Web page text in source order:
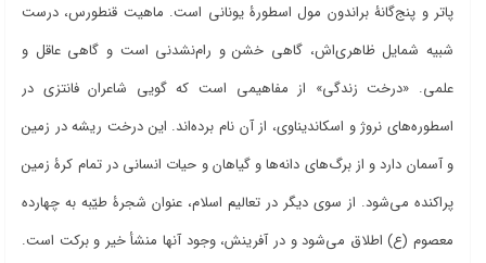
پاتر و پنجگانۀ براندون مول اسطورۀ یونانی است. ماهیت قنطورس، درست
شبیه شمایل ظاهریاش، گاهی خشن و رامنشدنی است و گاهی عاقل و
علمی. «درخت زندگی» از مفاهیمی است که گویی شاعران فانتزی در
اسطورههای نروژ و اسکاندیناوی، از آن نام بردهاند. این درخت ریشه در زمین
و آسمان دارد و از برگهای دانهها و گیاهان و حیات انسانی در تمام کرۀ زمین
پراکنده میشود. از سوی دیگر در تعالیم اسلام، عنوان شجرۀ طیّبه به چهارده
معصوم (ع) اطلاق میشود و در آفرینش، وجود آنها منشأ خیر و برکت است.